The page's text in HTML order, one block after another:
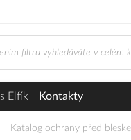
Elfík Kontakty
Katalog ochrany před